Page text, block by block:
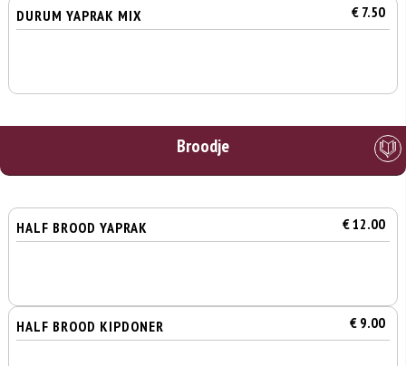
DURUM YAPRAK MIX € 7.50
Broodje
HALF BROOD YAPRAK € 12.00
HALF BROOD KIPDONER € 9.00